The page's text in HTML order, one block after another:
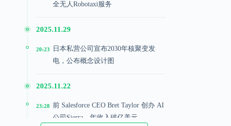
全无人Robotaxi服务
2025.11.29
20:23
日本私营公司宣布2030年核聚变发
电，公布概念设计图
2025.11.22
23:28 前 Salesforce CEO Bret Taylor 创办 AI
公司Sierra，年收入破亿美元